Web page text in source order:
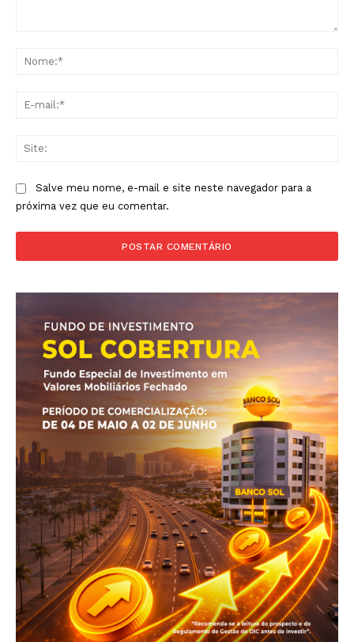
Salve meu nome, e-mail e site neste navegador para a
próxima vez que eu comentar.